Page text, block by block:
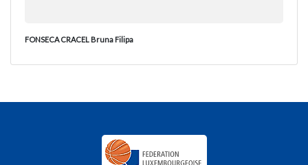
FONSECA CRACEL Bruna Filipa